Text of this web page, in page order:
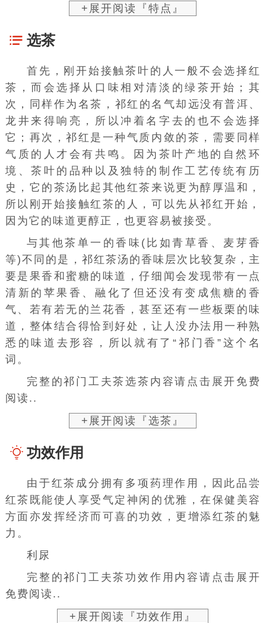
+展开阅读『特点』
选茶
首先，刚开始接触茶叶的人一般不会选择红
茶，而会选择从口味相对清淡的绿茶开始；其
次，同样作为名茶， 祁红 的名气却远没有普洱、
龙井来得响亮，所以冲着名字去的也不会选择
它；再次，祁红是一种气质内敛的茶，需要同样
气质的人才会有共鸣。因为茶叶产地的自然环
境、茶叶的品种以及独特的制作工艺传统有历
史，它的茶汤比起其他红茶来说更为醇厚温和，
所以刚开始接触红茶的人，可以先从祁红开始，
因为它的味道更醇正，也更容易被接受。
与其他茶单一的香味(比如青草香、麦芽香
等)不同的是，祁红茶汤的香味层次比较复杂，主
要是果香和蜜糖的味道，仔细闻会发现带有一点
清新的苹果香、融化了但还没有变成焦糖的香
气、若有若无的兰花香，甚至还有一些板栗的味
道，整体结合得恰到好处，让人没办法用一种熟
悉的味道去形容，所以就有了“祁门香”这个名
词。
完整的祁门工夫茶选茶内容请点击展开免费
阅读..
+展开阅读『选茶』
功效作用
由于红茶成分拥有多项药理作用，因此品尝
红茶既能使人享受气定神闲的优雅，在保健美容
方面亦发挥经济而可喜的功效，更增添红茶的魅
力。
利尿
完整的祁门工夫茶功效作用内容请点击展开
免费阅读..
+展开阅读『功效作用』